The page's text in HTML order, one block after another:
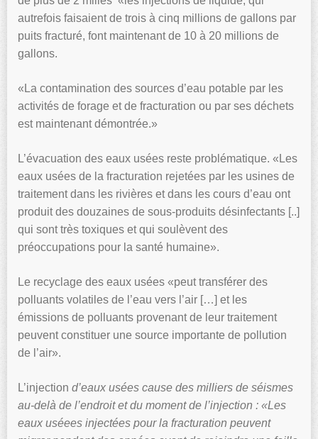
autrefois faisaient de trois à cinq millions de gallons par
puits fracturé, font maintenant de 10 à 20 millions de
gallons.
«La contamination des sources d’eau potable par les
activités de forage et de fracturation ou par ses déchets
est maintenant démontrée.»
L’évacuation des eaux usées reste problématique. «Les
eaux usées de la fracturation rejetées par les usines de
traitement dans les rivières et dans les cours d’eau ont
produit des douzaines de sous-produits désinfectants [..]
qui sont très toxiques et qui soulèvent des
préoccupations pour la santé humaine».
Le recyclage des eaux usées «peut transférer des
polluants volatiles de l’eau vers l’air […] et les
émissions de polluants provenant de leur traitement
peuvent constituer une source importante de pollution
de l’air».
L’injection d’eaux usées cause des milliers de séismes
au-delà de l’endroit et du moment de l’injection : «Les
eaux uséees injectées pour la fracturation peuvent